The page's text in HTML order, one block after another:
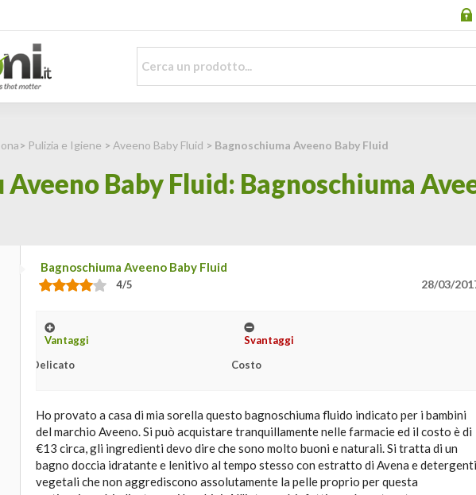
> Pulizia e Igiene > Aveeno Baby Fluid > Bagnoschiuma Aveeno Baby Fluid
Baby Fluid: Bagnoschiuma
Bagnoschiuma Aveeno Baby Fluid
4/5 28/03/
Vantaggi
Delicato
Svantaggi
Costo
Ho provato a casa di mia sorella questo bagnoschiuma fluido indicato per i bambini
del marchio Aveeno. Si può acquistare tranquillamente nelle farmacie ed il costo è di
€13 circa, gli ingredienti devo dire che sono molto buoni e naturali. Si tratta di un
bagno doccia idratante e lenitivo al tempo stesso con estratto di Avena e detergenti
vegetali che non aggrediscono assolutamente la pelle proprio per questa